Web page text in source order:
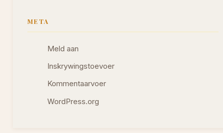
META
Meld aan
Inskrywingstoevoer
Kommentaarvoer
WordPress.org